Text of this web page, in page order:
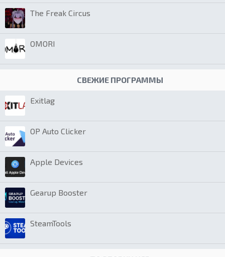
The Freak Circus
OMORI
СВЕЖИЕ ПРОГРАММЫ
Exitlag
OP Auto Clicker
Apple Devices
Gearup Booster
SteamTools